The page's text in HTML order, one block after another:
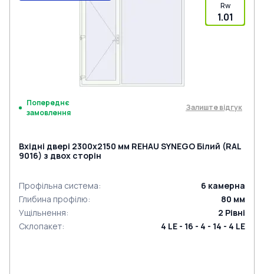
Rw
1.01
Попереднє
замовлення
Залиште відгук
Вхідні двері 2300x2150 мм REHAU SYNEGO Білий (RAL
9016) з двох сторін
Профільна система: 6 камерна
Глибина профілю: 80 мм
Ущільнення: 2 Рівні
Склопакет: 4 LE - 16 - 4 - 14 - 4 LE